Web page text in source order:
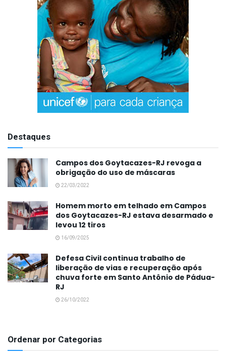
Destaques
Campos dos Goytacazes-RJ revoga a
obrigação do uso de máscaras
22/03/2022
Homem morto em telhado em Campos
dos Goytacazes-RJ estava desarmado e
levou 12 tiros
16/09/2025
Defesa Civil continua trabalho de
liberação de vias e recuperação após
chuva forte em Santo Antônio de Pádua-
RJ
26/10/2022
Ordenar por Categorias